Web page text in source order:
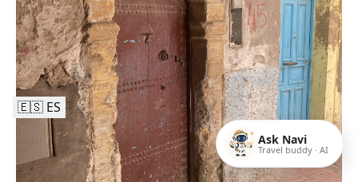
Ask Navi
Travel buddy · AI
🇪🇸 ES